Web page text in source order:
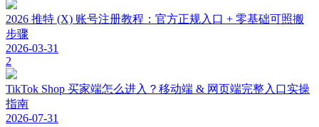
2026 推特 (X) 账号注册教程：官方正规入口 + 零基础可照搬
步骤
2026-03-31
2
TikTok Shop 买家端怎么进入？移动端 & 网页端完整入口实操
指南
2026-07-31